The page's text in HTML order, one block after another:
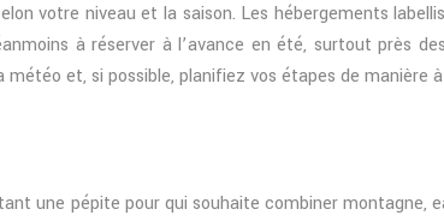
votre niveau et la saison. Les hébergements
à réserver à l’avance en été, surtout près
et, si possible, planifiez vos étapes de
une pépite pour qui souhaite combiner montagne,